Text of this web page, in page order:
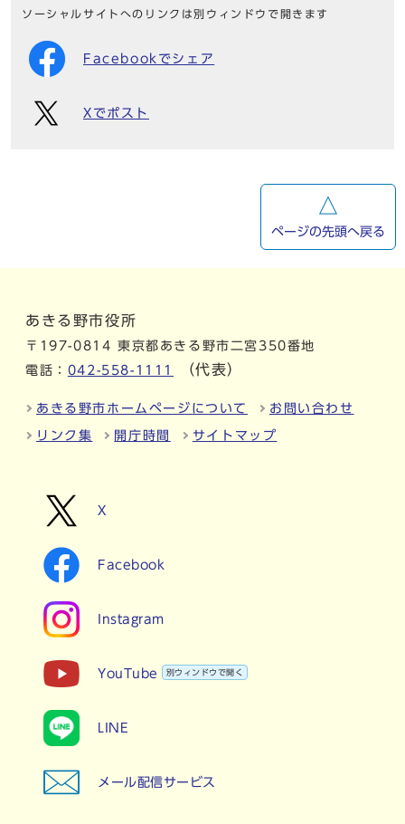
ソーシャルサイトへのリンクは別ウィンドウで開きます
Facebookでシェア
Xでポスト
ページの先頭へ戻る
あきる野市役所
〒197-0814 東京都あきる野市二宮350番地
電話： 042-558-1111 （代表）
あきる野市ホームページについて お問い合わせ
リンク集 開庁時間 サイトマップ
X
Facebook
Instagram
YouTube 別ウィンドウで開く
LINE
メール配信サービス